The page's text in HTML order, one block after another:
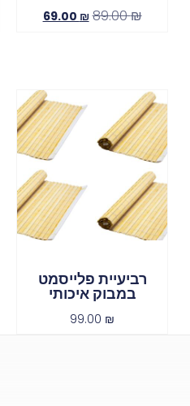
89.00₪
69.00 ₪
רביעיית פלייסמט
במבוק איכותי
99.00 ₪